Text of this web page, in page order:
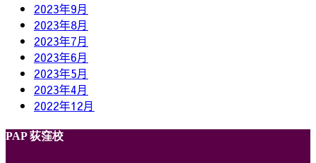
2023年9月
2023年8月
2023年7月
2023年6月
2023年5月
2023年4月
2022年12月
PAP 荻窪校